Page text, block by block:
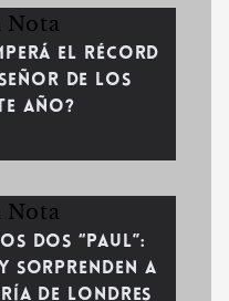
el récord
Señor de los
año?
dos “Paul”:
sorprenden a
de Londres